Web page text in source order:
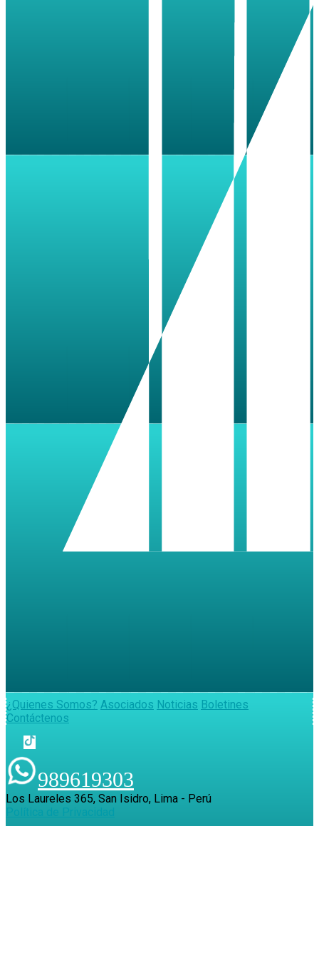
¿Quienes Somos? Asociados Noticias Boletines
Contáctenos
989619303
Los Laureles 365, San Isidro, Lima - Perú
Política de Privacidad